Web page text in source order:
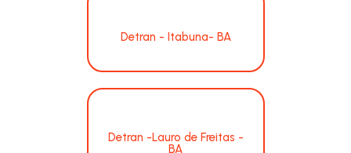
Detran - Itabuna- BA
Detran -Lauro de Freitas -
BA